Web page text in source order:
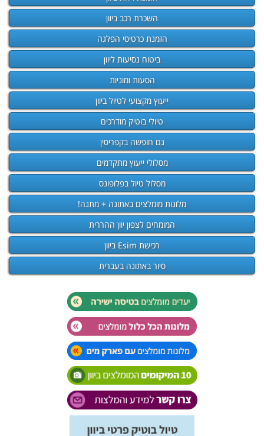
השכרת רכב ביוון
הזמנת כרטיסי הפלגה
ביטוח נסיעות ליוון
הסעות ומוניות
ייעוץ מקצועי לטיול ביוון
טיולי בוטיק מודרכים
גם חופשה בקפריסין
מסלולי ייעוץ מתקדמים
מסלול טיול בפלופונס
מלונות מומלצים באתונה + מתנה!
המומחים לצפון יוון ההררית
רכישת Esim ביוון
סיור באתונה בעברית